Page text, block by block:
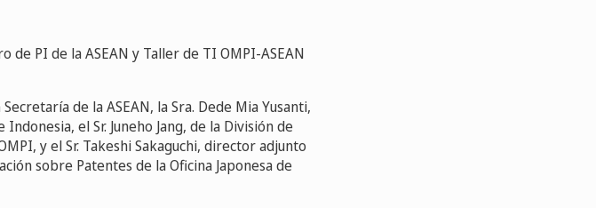
de PI de la ASEAN y Taller de TI OMPI-ASEAN
de la ASEAN, la Sra. Dede Mia Yusanti,
el Sr. Juneho Jang, de la División de
y el Sr. Takeshi Sakaguchi, director adjunto
sobre Patentes de la Oficina Japonesa de